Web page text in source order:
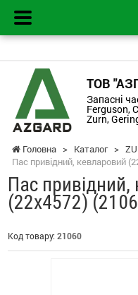
ТОВ
Запасні
Ferguson,
Zurn,
Головна > Каталог >
Пас привідний, кевларовий
Пас привідний,
(22x4572)
Код товару: 21060